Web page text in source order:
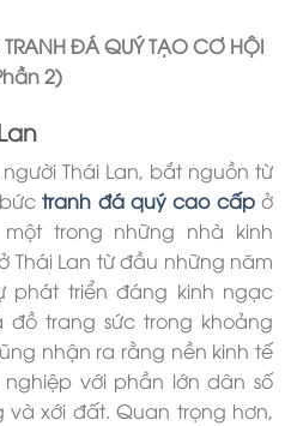
ĐÁ QUÝ TẠO CƠ HỘI
2)
người Thái Lan, bắt nguồn từ
bứctranh đá quýcao cấpở
trong những nhà kinh
Thái Lan từ đầu những năm
phát triển đáng kinh ngạc
trang sức trong khoảng
nhận ra rằng nền kinh tế
với phần lớn dân số
và xới đất. Quan trọng hơn,